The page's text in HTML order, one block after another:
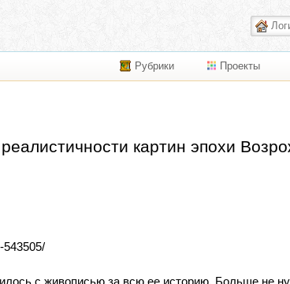
Рубрики Проекты
картин эпохи
543505/
с живописью за всю ее историю. Больше не